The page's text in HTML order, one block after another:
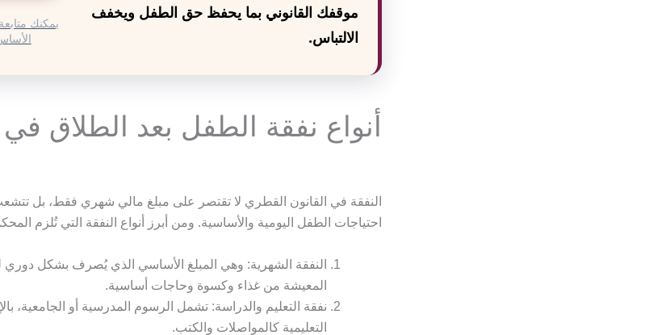
موقفك القانوني بما يحفظ حق الطفل ويخفف
الالتباس.
يمكنك
أنواع نفقة الطفل بعد الطلاق
النفقة في القانون القطري لا تقتصر على مبلغ مالي شهري فقط، بل
احتياجات الطفل اليومية والأساسية. ومن أبرز أنواع النفقة التي تُلزم
النفقة الشهرية: وهي المبلغ الأساسي الذي يُصرف بشكل
المعيشة من غذاء وكسوة وحاجات أساسية.
نفقة التعليم والدراسة: تشمل الرسوم المدرسية أو الجامعية،
التعليمية كالمواصلات والكتب.